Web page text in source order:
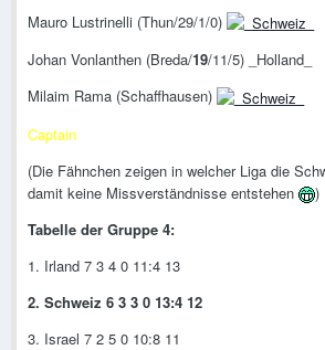
Mauro Lustrinelli (Thun/29/1/0)
Johan Vonlanthen (Breda/19/11/5) _Holland_
Milaim Rama (Schaffhausen)
Captain
(Die Fähnchen zeigen in welcher Liga die
damit keine Missverständnisse entstehen
)
Tabelle der Gruppe 4:
1. Irland 7 3 4 0 11:4 13
2. Schweiz 6 3 3 0 13:4 12
3. Israel 7 2 5 0 10:8 11